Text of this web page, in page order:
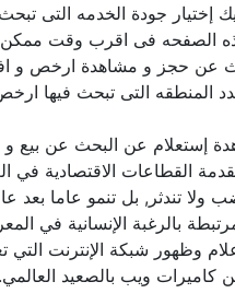
إختيار جودة الخدمه التى
الصفحه فى اقرب وقت
عن حجز و مشاهدة ارخص و
المنطقه التى تبحث فيها
إستعلام عن البحث عن بيع و
القطاعات الاقتصادية
ولا تندثر, بل تنمو عاما
بالرغبة الإنسانية في
وظهور شبكة الإنترنت
كاميرات ويب بالصعيد العالمي.